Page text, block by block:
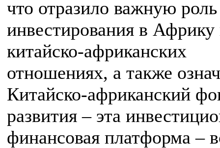
что отразило важную роль
инвестирования в Африку
китайско-африканских
отношениях, а также
Китайско-африканский
развития – эта
финансовая платформа –